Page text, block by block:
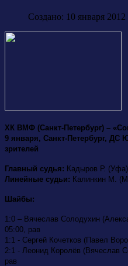
Создано: 10 января 2012
ХК ВМФ (Санкт-Петербург) –
9 января, Санкт-Петербург, ДС
зрителей
Главный судья: Кадыров Р. (Уфа)
Линейные судьи: Калинкин М.
Шайбы:
1:0 – Вячеслав Солодухин
05:00, рав
1:1 - Сергей Кочетков (Павел
2:1 - Леонид Королёв (Вячеслав
рав